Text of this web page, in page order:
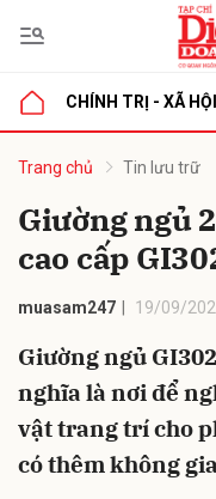
CHÍNH TRỊ - XÃ HỘI
Trang chủ Tin lưu trữ
Giường ngủ
cao cấp
muasam247 19/09/
Giường ngủ
nghĩa là nơi để
vật trang trí cho
có thêm không
luận